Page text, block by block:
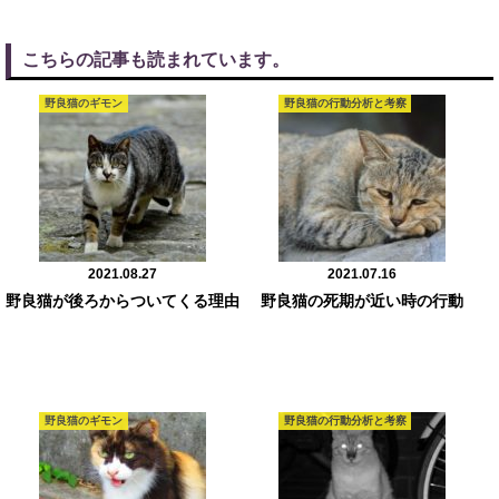
こちらの記事も読まれています。
野良猫のギモン
2021.08.27
野良猫が後ろからついてくる理由
野良猫の行動分析と考察
2021.07.16
野良猫の死期が近い時の行動
野良猫のギモン 野良猫の行動分析と考察